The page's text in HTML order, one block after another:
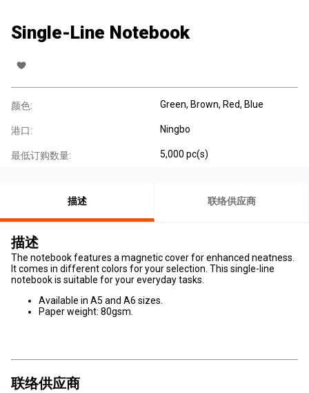
Single-Line Notebook
颜色: Green, Brown, Red, Blue
港口: Ningbo
最低订购数量: 5,000 pc(s)
描述 联络供应商
描述
The notebook features a magnetic cover for enhanced neatness.
It comes in different colors for your selection. This single-line
notebook is suitable for your everyday tasks.
Available in A5 and A6 sizes.
Paper weight: 80gsm.
联络供应商